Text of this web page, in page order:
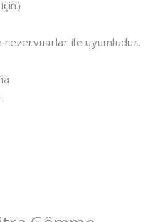
rezervuarlar ile uyumludur.